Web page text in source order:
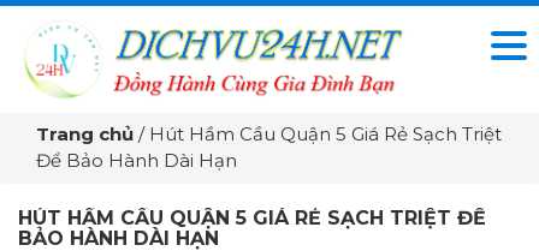
Trang chủ / Hút Hầm Cầu Quận 5 Giá Rẻ Sạch Triệt
Để Bảo Hành Dài Hạn
HÚT HẦM CẦU QUẬN 5 GIÁ RẺ SẠCH TRIỆT ĐỂ
BẢO HÀNH DÀI HẠN